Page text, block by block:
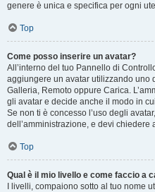
genere è unica e specifica per ogni
Top
Come posso inserire un avatar?
All’interno del tuo Pannello di
aggiungere un avatar utilizzando uno
Galleria, Remoto oppure Carica.
gli avatar e decide anche il modo in
Se non ti è concesso l’uso degli
dell’amministrazione, e devi chiedere
Top
Qual è il mio livello e come faccio a
I livelli, compaiono sotto al tuo nome